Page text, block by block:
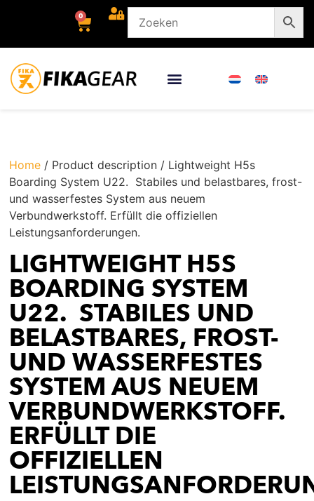
0
Home / Product description / Lightweight H5s
Boarding System U22. Stabiles und belastbares, frost-
und wasserfestes System aus neuem
Verbundwerkstoff. Erfüllt die offiziellen
Leistungsanforderungen.
LIGHTWEIGHT H5S
BOARDING SYSTEM
U22. STABILES UND
BELASTBARES, FROST-
UND WASSERFESTES
SYSTEM AUS NEUEM
VERBUNDWERKSTOFF.
ERFÜLLT DIE
OFFIZIELLEN